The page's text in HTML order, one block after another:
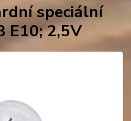
speciální
E10; 2,5V